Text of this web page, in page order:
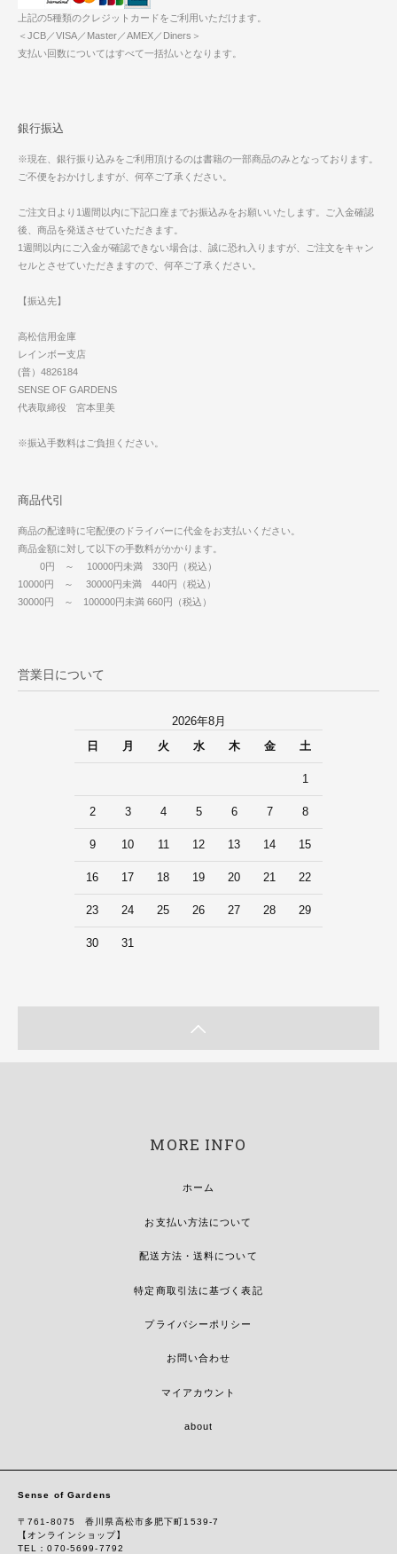
上記の5種類のクレジットカードをご利用いただけます。
＜JCB／VISA／Master／AMEX／Diners＞
支払い回数についてはすべて一括払いとなります。
銀行振込
※現在、銀行振り込みをご利用頂けるのは書籍の一部商品のみとなっております。
ご不便をおかけしますが、何卒ご了承ください。
ご注文日より1週間以内に下記口座までお振込みをお願いいたします。ご入金確認
後、商品を発送させていただきます。
1週間以内にご入金が確認できない場合は、誠に恐れ入りますが、ご注文をキャン
セルとさせていただきますので、何卒ご了承ください。
【振込先】
高松信用金庫
レインボー支店
(普）4826184
SENSE OF GARDENS
代表取締役 宮本里美
※振込手数料はご負担ください。
商品代引
商品の配達時に宅配便のドライバーに代金をお支払いください。
商品金額に対して以下の手数料がかかります。
0円 ～ 10000円未満 330円（税込）
10000円 ～ 30000円未満 440円（税込）
30000円 ～ 100000円未満 660円（税込）
営業日について
2026年8月
日
月 火 水 木 金 土
1
2 3 4 5 6 7 8
9 10 11 12 13 14 15
16 17 18 19 20 21 22
23 24 25 26 27 28 29
30 31
MORE INFO
ホーム
お支払い方法について
配送方法・送料について
特定商取引法に基づく表記
プライバシーポリシー
お問い合わせ
マイアカウント
about
Sense of Gardens
〒761-8075 香川県高松市多肥下町1539-7
【オンラインショップ】
TEL：070-5699-7792